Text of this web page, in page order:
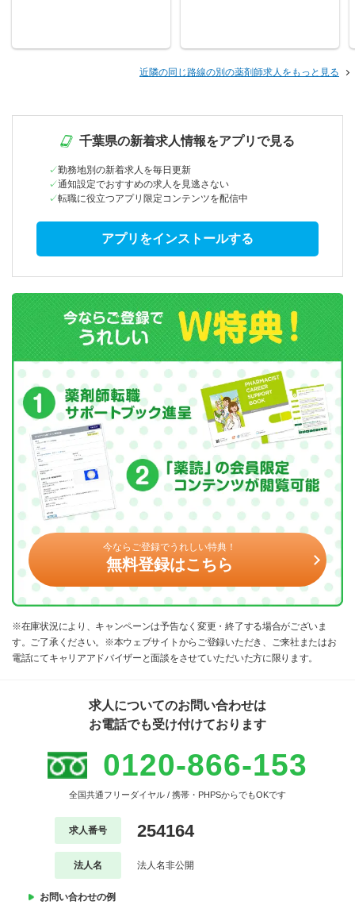
近隣の同じ路線の別の薬剤師求人をもっと見る
千葉県の新着求人情報をアプリで見る
勤務地別の新着求人を毎日更新
通知設定でおすすめの求人を見逃さない
転職に役立つアプリ限定コンテンツを配信中
アプリをインストールする
今ならご登録でうれしい特典！
無料登録はこちら
※在庫状況により、キャンペーンは予告なく変更・終了する場合がございま
す。ご了承ください。※本ウェブサイトからご登録いただき、ご来社またはお
電話にてキャリアアドバイザーと面談をさせていただいた方に限ります。
求人についてのお問い合わせは
お電話でも受け付けております
0120-866-153
全国共通フリーダイヤル / 携帯・PHPSからでもOKです
求人番号 254164
法人名 法人名非公開
お問い合わせの例